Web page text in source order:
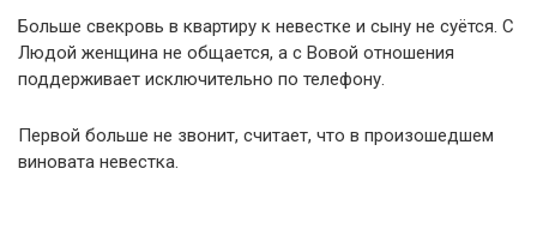
Больше свекровь в квартиру к невестке и сыну не суётся. С
Людой женщина не общается, а с Вовой отношения
поддерживает исключительно по телефону.
Первой больше не звонит, считает, что в произошедшем
виновата невестка.